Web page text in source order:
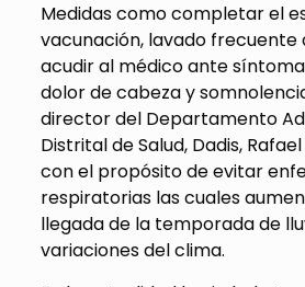
Medidas como completar el
vacunación, lavado frecuente
acudir al médico ante
dolor de cabeza y
director del Departamento
Distrital de Salud, Dadis,
con el propósito de evitar
respiratorias las cuales
llegada de la temporada de
variaciones del clima.